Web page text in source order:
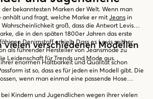
der bekanntesten Marken der Welt. Wenn man
anhält und fragt, welche Marke er mit Jeans in
groß, dass die Antwort Levis
die in den späten 1800er Jahren das erste
Denimstoff erhielt. Dass es Levis seither
als führender Hersteller von Jeansmode zu
Leidenschaft für Trends und Mode aus.
vielen verschiedenen Modellen
enormen Haltbarkeit und Qualität schon
ist so, dass es für jeden ein Modell gibt. Die
wenn man einmal eine passende Hose
bei Kindern und Jugendlichen wegen ihrer vielen